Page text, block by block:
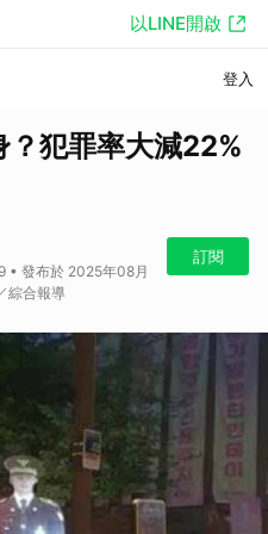
以LINE開啟
登入
犯罪率大減22%
• 發布於 2025年08月
綜合報導
訂閱